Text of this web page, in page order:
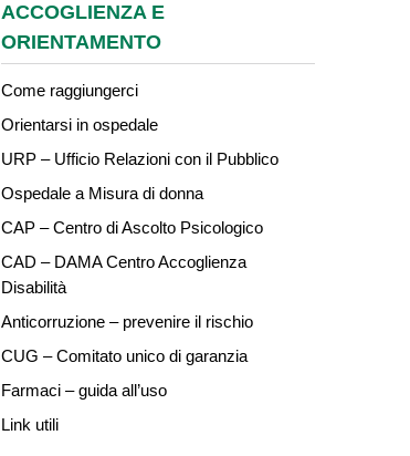
ACCOGLIENZA E
ORIENTAMENTO
Come raggiungerci
Orientarsi in ospedale
URP – Ufficio Relazioni con il Pubblico
Ospedale a Misura di donna
CAP – Centro di Ascolto Psicologico
CAD – DAMA Centro Accoglienza
Disabilità
Anticorruzione – prevenire il rischio
CUG – Comitato unico di garanzia
Farmaci – guida all’uso
Link utili